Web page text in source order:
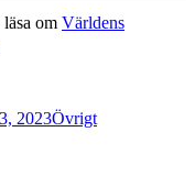
om Världens
2023Övrigt